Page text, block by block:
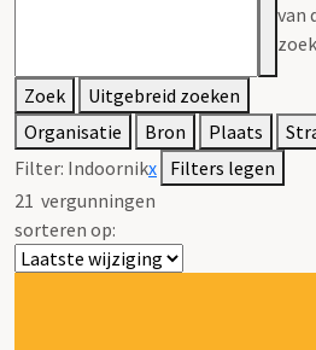
van
Zoek
Uitgebreid zoeken
Organisatie
Bron Plaats
Filter: Indoornikx Filters legen
21 vergunningen
sorteren op: